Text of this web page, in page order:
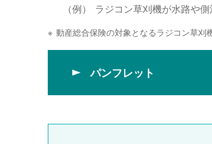
（例）
ラジコン草刈機が水路や
※ 動産総合保険の対象となるラジコン草刈
パンフレット